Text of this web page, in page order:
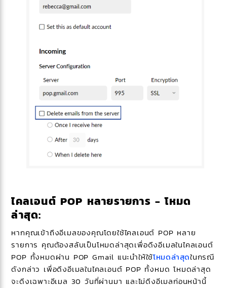
ไคลเอนต์ POP หลายรายการ - โหมด
ล่าสุด:
หากคุณเข้าถึงอีเมลของคุณโดยใช้ไคลเอนต์ POP หลาย
รายการ คุณต้องสลับเป็นโหมดล่าสุดเพื่อดึงอีเมลในไคลเอนต์
POP ทั้งหมดผ่าน POP Gmail แนะนำให้ใช้โหมดล่าสุดในกรณี
ดังกล่าว เพื่อดึงอีเมลในไคลเอนต์ POP ทั้งหมด โหมดล่าสุด
จะดึงเฉพาะอีเมล 30 วันที่ผ่านมา และไม่ดึงอีเมลก่อนหน้านี้